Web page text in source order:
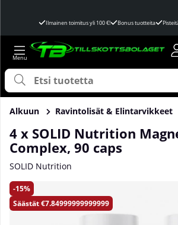
Ilmainen toimitus yli 100 €! Bonus tuotteita
Alkuun Ravintolisät & Elintarvikkeet
4 x SOLID Nutrition
Complex, 90 caps
SOLID Nutrition
15
Säästät€7.84999999999999
Tuotekuvat 4 x SOLID Nutrition